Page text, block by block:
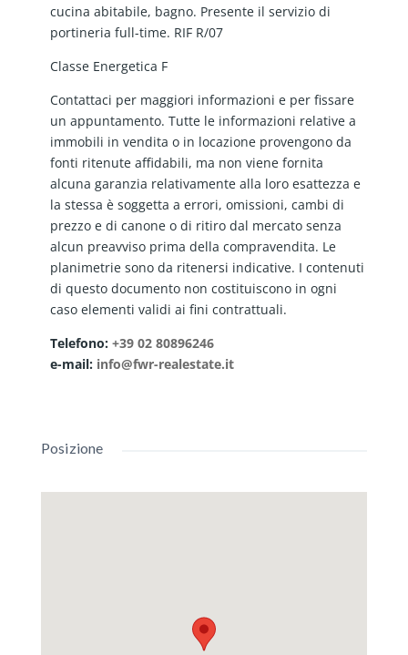
cucina abitabile, bagno. Presente il servizio di
portineria full-time. RIF R/07
Classe Energetica F
Contattaci per maggiori informazioni e per fissare
un appuntamento. Tutte le informazioni relative a
immobili in vendita o in locazione provengono da
fonti ritenute affidabili, ma non viene fornita
alcuna garanzia relativamente alla loro esattezza e
la stessa è soggetta a errori, omissioni, cambi di
prezzo e di canone o di ritiro dal mercato senza
alcun preavviso prima della compravendita. Le
planimetrie sono da ritenersi indicative. I contenuti
di questo documento non costituiscono in ogni
caso elementi validi ai fini contrattuali.
Telefono: +39 02 80896246
e-mail: info@fwr-realestate.it
Posizione